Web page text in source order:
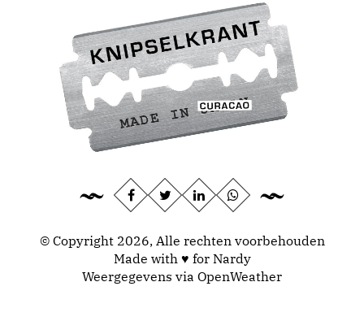
© Copyright 2026, Alle rechten voorbehouden
Made with ♥ for Nardy
Weergegevens via OpenWeather